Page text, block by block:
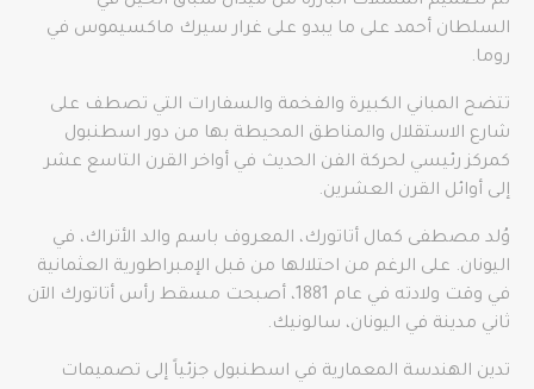
السلطان أحمد على ما يبدو على غرار سيرك ماكسيموس في
روما.
تتضح المباني الكبيرة والفخمة والسفارات التي تصطف على
شارع الاستقلال والمناطق المحيطة بها من دور اسطنبول
كمركز رئيسي لحركة الفن الحديث في أواخر القرن التاسع عشر
إلى أوائل القرن العشرين.
وُلد مصطفى كمال أتاتورك، المعروف باسم والد الأتراك، في
اليونان. على الرغم من احتلالها من قبل الإمبراطورية العثمانية
في وقت ولادته في عام 1881، أصبحت مسقط رأس أتاتورك الآن
ثاني مدينة في اليونان، سالونيك.
تدين الهندسة المعمارية في اسطنبول جزئياً إلى تصميمات